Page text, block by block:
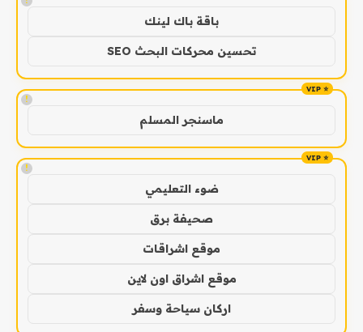
باقة باك لينك
تحسين محركات البحث SEO
!
ماسنجر المسلم
!
ضوء التعليمي
صحيفة برق
موقع اشراقات
موقع اشراق اون لاين
اركان سياحة وسفر